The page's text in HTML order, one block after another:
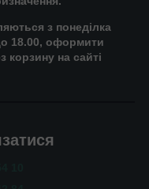
з понеділка
18.00, оформити
корзину на сайті